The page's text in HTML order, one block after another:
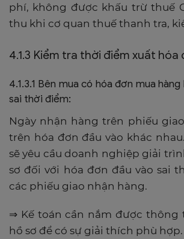
phí, không được khấu trừ thuế
thu khi cơ quan thuế thanh tra,
4.1.3 Kiểm tra thời điểm xuất hóa
4.1.3.1 Bên mua có hóa đơn mua
sai thời điểm:
Ngày nhận hàng trên phiếu
trên hóa đơn đầu vào khác
sẽ yêu cầu doanh nghiệp giải
sơ đối với hóa đơn đầu vào sai
các phiếu giao nhận hàng.
⇒ Kế toán cần nắm được thông
hồ sơ để có sự giải thích phù hợp.